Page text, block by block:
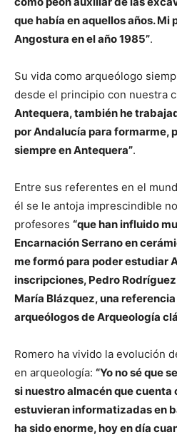
que había en aquellos años.
Angostura en el año 1985”.
Su vida como arqueólogo
desde el principio con nuestra
Antequera, también he
por Andalucía para formarme,
siempre en Antequera”.
Entre sus referentes en el
él se le antoja imprescindible
profesores “que han influido
Encarnación Serrano en
me formó para poder estudiar
inscripciones, Pedro
María Blázquez, una
arqueólogos de Arqueología
Romero ha vivido la evolución
en arqueología: “Yo no sé que
si nuestro almacén que cuenta
estuvieran informatizadas en
ha sido enorme, hoy en día